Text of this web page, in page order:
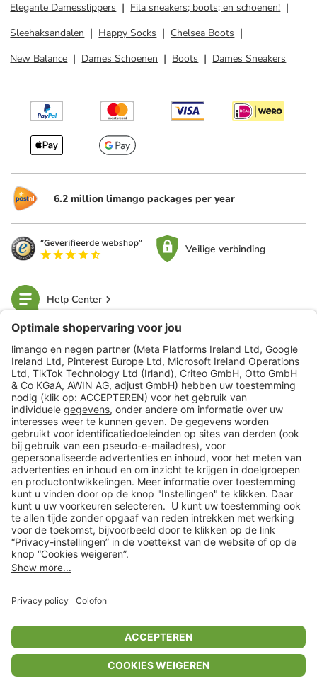
Elegante Damesslippers
Fila sneakers; boots; en schoenen!
Sleehaksandalen
Happy Socks
Chelsea Boots
New Balance
Dames Schoenen Boots Dames Sneakers
6.2 million limango packages per year
Veilige verbinding
Help Center
limango
Veilig winkelen
Klantenservice
Shop
Acties
limango.de limango.pl